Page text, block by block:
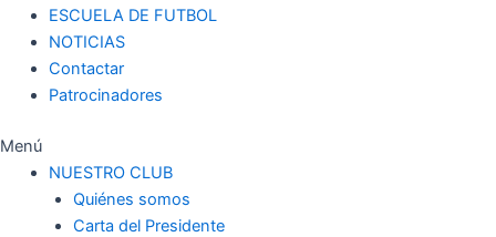
ESCUELA DE FUTBOL
NOTICIAS
Contactar
Patrocinadores
Menú
NUESTRO CLUB
Quiénes somos
Carta del Presidente